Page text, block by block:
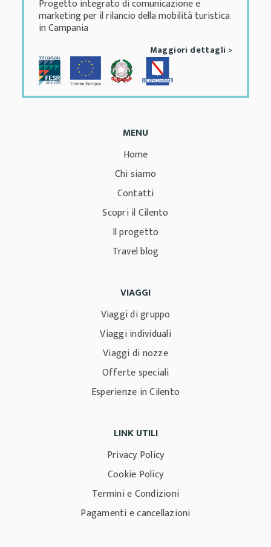
Progetto integrato di comunicazione e
marketing per il rilancio della mobilità turistica
in Campania
Maggiori dettagli >
MENU
Home
Chi siamo
Contatti
Scopri il Cilento
Il progetto
Travel blog
VIAGGI
Viaggi di gruppo
Viaggi individuali
Viaggi di nozze
Offerte speciali
Esperienze in Cilento
LINK UTILI
Privacy Policy
Cookie Policy
Termini e Condizioni
Pagamenti e cancellazioni